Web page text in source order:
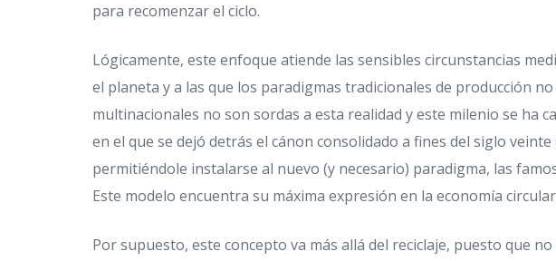
para recomenzar el ciclo.
Lógicamente, este enfoque atiende las sensibles circunstancias
el planeta y a las que los paradigmas tradicionales de producción
multinacionales no son sordas a esta realidad y este milenio se ha
en el que se dejó detrás el cánon consolidado a fines del siglo
permitiéndole instalarse al nuevo (y necesario) paradigma, las
Este modelo encuentra su máxima expresión en la economía
Por supuesto, este concepto va más allá del reciclaje, puesto que